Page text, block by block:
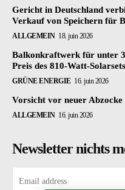
Gericht in Deutschland
Verkauf von Speichern für
ALLGEMEIN 18. juin 2026
Balkonkraftwerk für unter
Preis des 810-Watt-
GRÜNE ENERGIE 16. juin 2026
Vorsicht vor neuer
ALLGEMEIN 16. juin 2026
Newsletter nichts